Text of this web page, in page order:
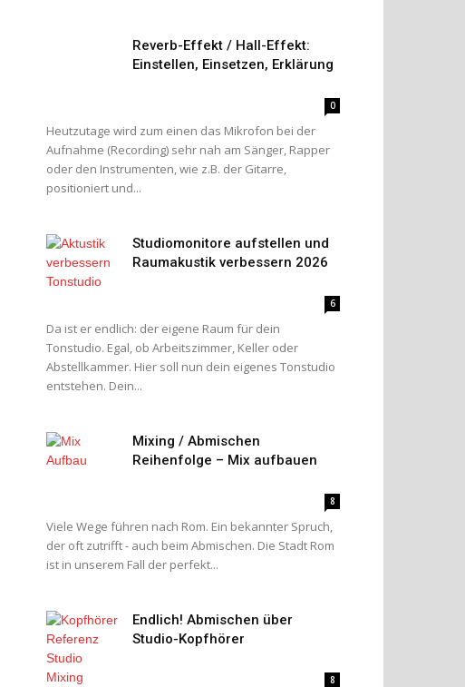
Reverb-Effekt / Hall-Effekt:
Einstellen, Einsetzen, Erklärung
0
Heutzutage wird zum einen das Mikrofon bei der
Aufnahme (Recording) sehr nah am Sänger, Rapper
oder den Instrumenten, wie z.B. der Gitarre,
positioniert und...
Studiomonitore aufstellen und
Raumakustik verbessern 2026
6
Da ist er endlich: der eigene Raum für dein
Tonstudio. Egal, ob Arbeitszimmer, Keller oder
Abstellkammer. Hier soll nun dein eigenes Tonstudio
entstehen. Dein...
Mixing / Abmischen
Reihenfolge – Mix aufbauen
8
Viele Wege führen nach Rom. Ein bekannter Spruch,
der oft zutrifft - auch beim Abmischen. Die Stadt Rom
ist in unserem Fall der perfekt...
Endlich! Abmischen über
Studio-Kopfhörer
8